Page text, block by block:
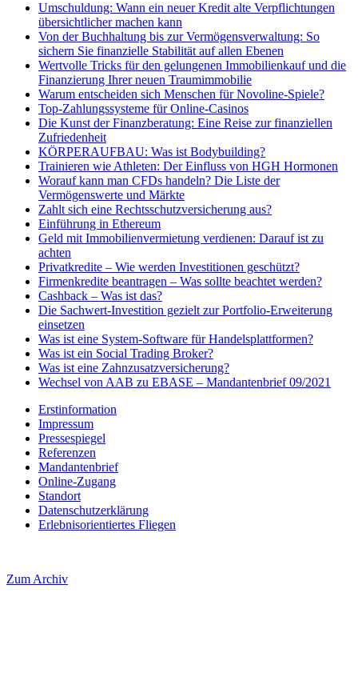
Umschuldung: Wann ein neuer Kredit alte Verpflichtungen
übersichtlicher machen kann
Von der Buchhaltung bis zur Vermögensverwaltung: So
sichern Sie finanzielle Stabilität auf allen Ebenen
Wertvolle Tricks für den gelungenen Immobilienkauf und die
Finanzierung Ihrer neuen Traumimmobilie
Warum entscheiden sich Menschen für Novoline-Spiele?
Top-Zahlungssysteme für Online-Casinos
Die Kunst der Finanzberatung: Eine Reise zur finanziellen
Zufriedenheit
KÖRPERAUFBAU: Was ist Bodybuilding?
Trainieren wie Athleten: Der Einfluss von HGH Hormonen
Worauf kann man CFDs handeln? Die Liste der
Vermögenswerte und Märkte
Zahlt sich eine Rechtsschutzversicherung aus?
Einführung in Ethereum
Geld mit Immobilienvermietung verdienen: Darauf ist zu
achten
Privatkredite – Wie werden Investitionen geschützt?
Firmenkredite beantragen – Was sollte beachtet werden?
Cashback – Was ist das?
Die Sachwert-Investition gezielt zur Portfolio-Erweiterung
einsetzen
Was ist eine System-Software für Handelsplattformen?
Was ist ein Social Trading Broker?
Was ist eine Zahnzusatzversicherung?
Wechsel von AAB zu EBASE – Mandantenbrief 09/2021
Erstinformation
Impressum
Pressespiegel
Referenzen
Mandantenbrief
Online-Zugang
Standort
Datenschutzerklärung
Erlebnisorientiertes Fliegen
Zum Archiv